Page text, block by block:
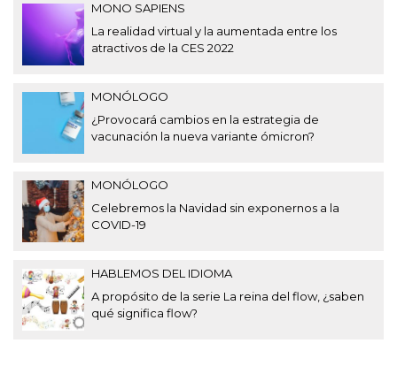
MONO SAPIENS
La realidad virtual y la aumentada entre los
atractivos de la CES 2022
MONÓLOGO
¿Provocará cambios en la estrategia de
vacunación la nueva variante ómicron?
MONÓLOGO
Celebremos la Navidad sin exponernos a la
COVID-19
HABLEMOS DEL IDIOMA
A propósito de la serie La reina del flow, ¿saben
qué significa flow?